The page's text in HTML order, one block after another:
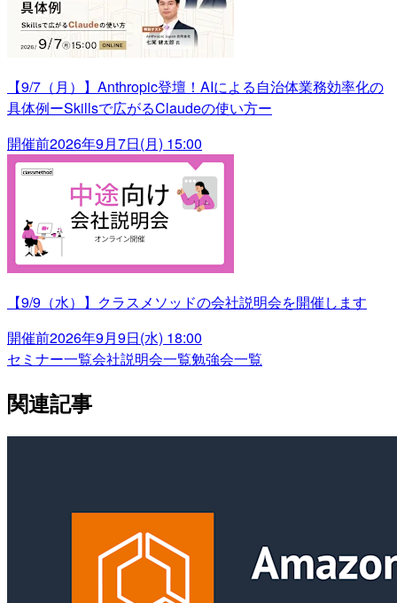
【9/7（月）】Anthropic登壇！AIによる自治体業務効率化の
具体例ーSkillsで広がるClaudeの使い方ー
開催前2026年9月7日(月) 15:00
【9/9（水）】クラスメソッドの会社説明会を開催します
開催前2026年9月9日(水) 18:00
セミナー一覧会社説明会一覧勉強会一覧
関連記事